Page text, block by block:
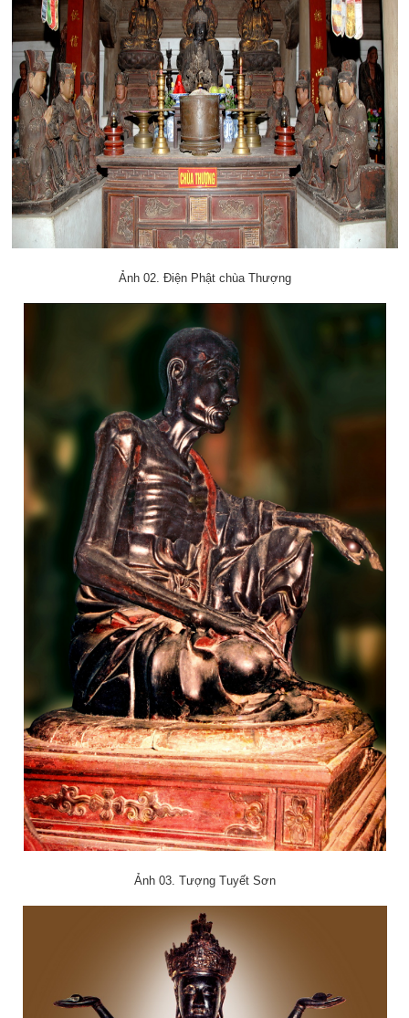
Ảnh 02. Điện Phật chùa Thượng
Ảnh 03. Tượng Tuyết Sơn